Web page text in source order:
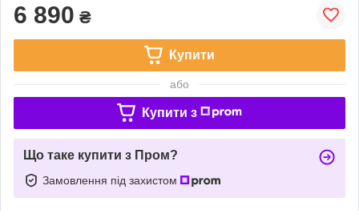
6 890 ₴
Купити
або
Купити з
Що таке купити з Пром?
Замовлення під захистом